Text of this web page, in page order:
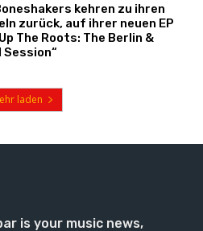
kehren zu ihren
zurück, auf ihrer neuen EP
The Roots: The Berlin &
Session“
laden
is your music news,